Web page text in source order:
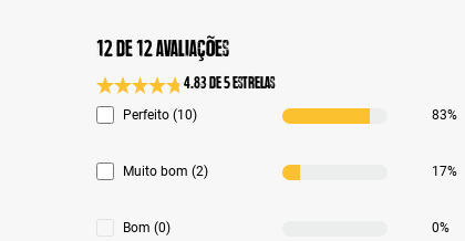
12 de 12 avaliações
Classificação média de 4.8 de 5 estrelas
4.83 de 5 Estrelas
Perfeito (10) 83%
Muito bom (2) 17%
Bom (0) 0%